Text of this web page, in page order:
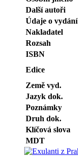
Další autoři
Údaje o vydání
Nakladatel
Rozsah
ISBN
Edice
Země vyd.
Jazyk dok.
Poznámky
Druh dok.
Klíčová slova
MDT